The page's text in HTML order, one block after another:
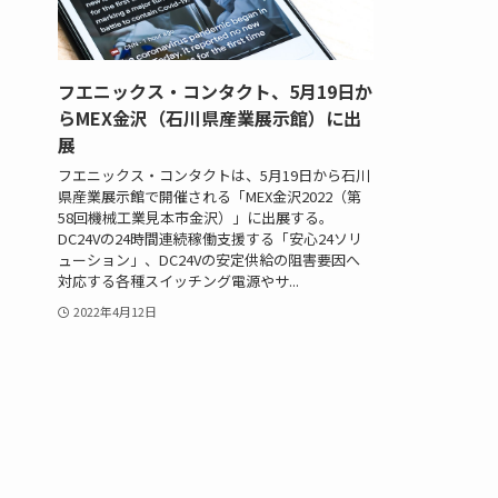
フエニックス・コンタクト、5月19日か
らMEX金沢（石川県産業展示館）に出
展
フエニックス・コンタクトは、5月19日から石川
県産業展示館で開催される「MEX金沢2022（第
58回機械工業見本市金沢）」に出展する。
DC24Vの24時間連続稼働支援する「安心24ソリ
ューション」、DC24Vの安定供給の阻害要因へ
対応する各種スイッチング電源やサ...
2022年4月12日